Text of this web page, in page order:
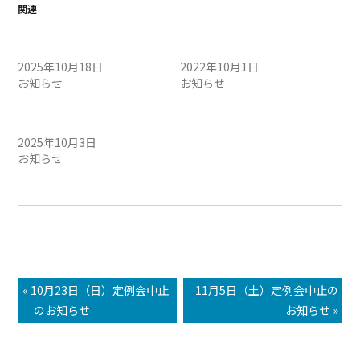
関連
2025年10月18日
お知らせ
2022年10月1日
お知らせ
2025年10月3日
お知らせ
« 10月23日（日）定例会中止
のお知らせ
11月5日（土）定例会中止の
お知らせ »